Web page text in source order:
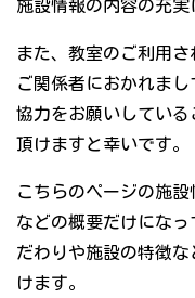
施設情報の内容の充
また、教室のご利用
ご関係者におかれま
協力をお願いしてい
頂けますと幸いです。
こちらのページの施
などの概要だけにな
だわりや施設の特徴
けます。